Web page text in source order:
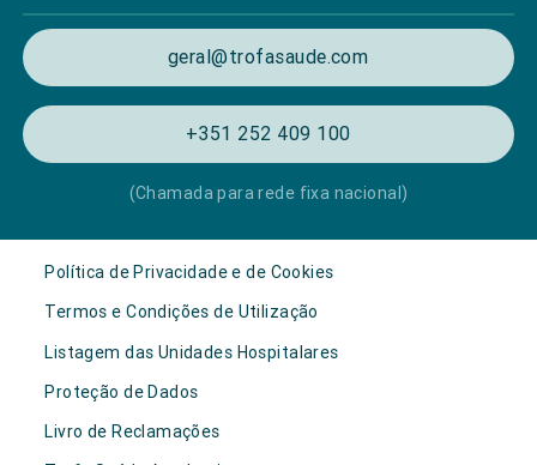
geral@trofasaude.com
+351 252 409 100
(Chamada para rede fixa nacional)
Política de Privacidade e de Cookies
Termos e Condições de Utilização
Listagem das Unidades Hospitalares
Proteção de Dados
Livro de Reclamações